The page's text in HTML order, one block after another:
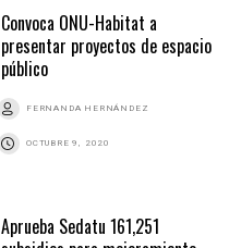
Convoca ONU-Habitat a
presentar proyectos de espacio
público
FERNANDA HERNÁNDEZ
OCTUBRE 9, 2020
Aprueba Sedatu 161,251